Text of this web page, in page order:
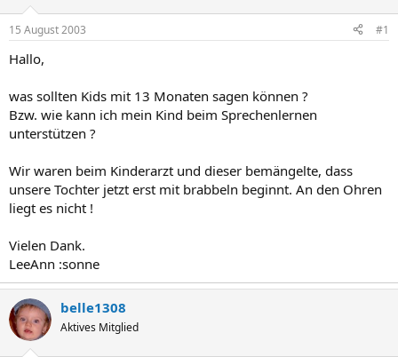
e
r
l
t
15 August 2003 #1
Hallo,
was sollten Kids mit 13 Monaten sagen können ?
Bzw. wie kann ich mein Kind beim Sprechenlernen
unterstützen ?
Wir waren beim Kinderarzt und dieser bemängelte, dass
unsere Tochter jetzt erst mit brabbeln beginnt. An den Ohren
liegt es nicht !
Vielen Dank.
LeeAnn :sonne
belle1308
Aktives Mitglied